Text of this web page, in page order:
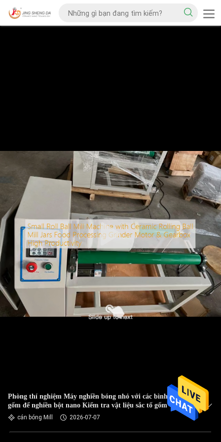
Phòng thí nghiệm Máy nghiền bóng nhỏ với các bình cuộn
gốm để nghiền bột nano Kiểm tra vật liệu sắc tố gốm
cán bóng Mill 2026-07-07